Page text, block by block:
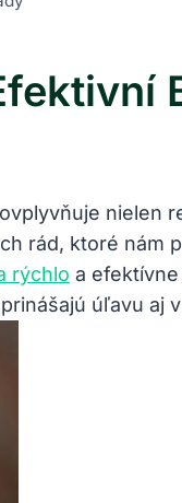
nielen
rád, ⁢ktoré ​nám
rýchlo a
úľavu aj